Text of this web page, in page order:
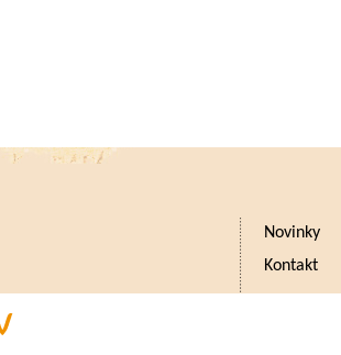
Novinky
Kontakt